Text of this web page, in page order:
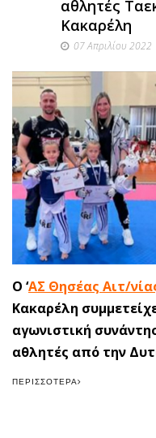
αθλητές
Κακαρέλη
07 Απριλίου 2022
Ο ‘ΑΣ Θησέας Αιτ/
Κακαρέλη
αγωνιστική
αθλητές από την
ΠΕΡΙΣΣΌΤΕΡΑ